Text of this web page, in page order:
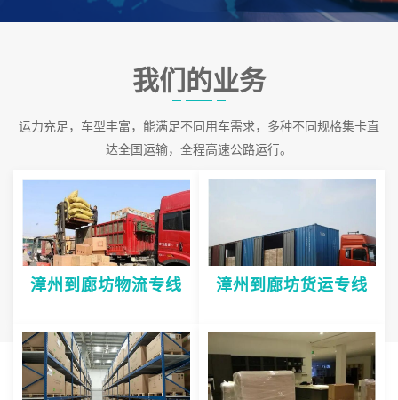
我们的业务
运力充足，车型丰富，能满足不同用车需求，多种不同规格集卡直
达全国运输，全程高速公路运行。
漳州到廊坊物流专线 漳州到廊坊货运专线